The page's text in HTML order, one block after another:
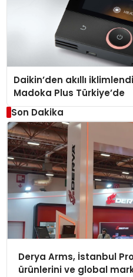
Daikin’den akıllı
Madoka Plus Türkiye’de
Son Dakika
Derya Arms, İstanbul
ürünlerini ve global